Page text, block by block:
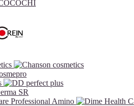
Professional Amino